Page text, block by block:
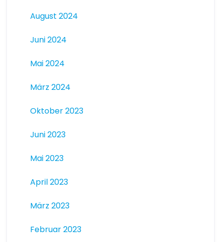
August 2024
Juni 2024
Mai 2024
März 2024
Oktober 2023
Juni 2023
Mai 2023
April 2023
März 2023
Februar 2023